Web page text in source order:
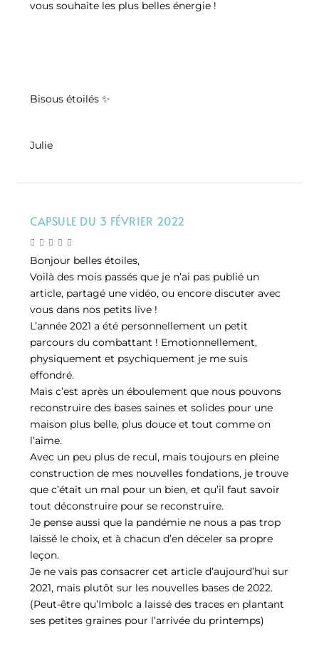
vous souhaite les plus belles énergie !
Bisous étoilés ✨
Julie
CAPSULE DU 3 FÉVRIER 2022
Bonjour belles étoiles,
Voilà des mois passés que je n’ai pas publié un
article, partagé une vidéo, ou encore discuter avec
vous dans nos petits live !
L’année 2021 a été personnellement un petit
parcours du combattant ! Emotionnellement,
physiquement et psychiquement je me suis
effondré.
Mais c’est après un éboulement que nous pouvons
reconstruire des bases saines et solides pour une
maison plus belle, plus douce et tout comme on
l’aime.
Avec un peu plus de recul, mais toujours en pleine
construction de mes nouvelles fondations, je trouve
que c’était un mal pour un bien, et qu’il faut savoir
tout déconstruire pour se reconstruire.
Je pense aussi que la pandémie ne nous a pas trop
laissé le choix, et à chacun d’en déceler sa propre
leçon.
Je ne vais pas consacrer cet article d’aujourd’hui sur
2021, mais plutôt sur les nouvelles bases de 2022.
(Peut-être qu’Imbolc a laissé des traces en plantant
ses petites graines pour l’arrivée du printemps)